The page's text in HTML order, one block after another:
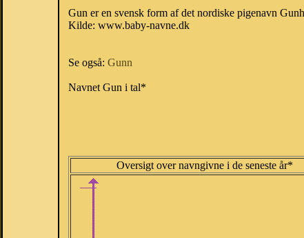
Gun er en svensk form af det nordiske pigenavn
Kilde: www.baby-navne.dk
Se også: Gunn
Navnet Gun i tal*
Oversigt over navngivne i de seneste år*